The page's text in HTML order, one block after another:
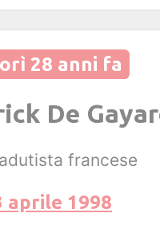
28 anni fa
De
francese
aprile 1998